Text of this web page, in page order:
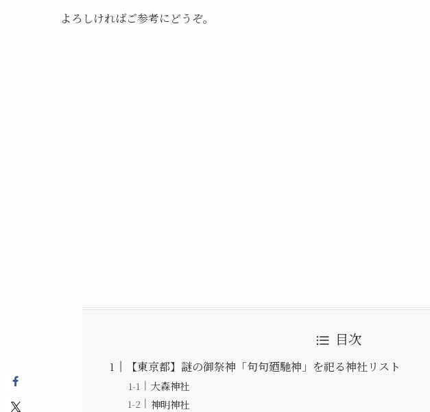
よろしければご参考にどうぞ。
目次
【東京都】謎の御祭神「句句廼馳神」を祀る神社リスト
大森神社
神明神社